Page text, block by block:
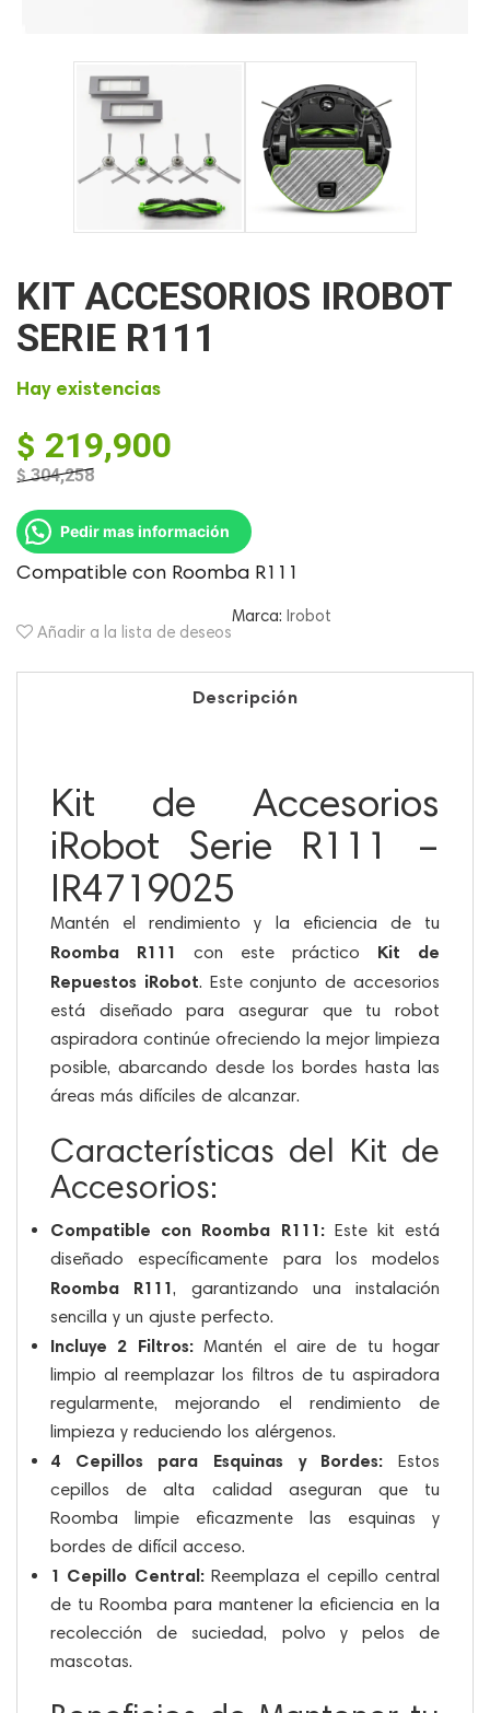
KIT ACCESORIOS IROBOT
SERIE R111
Hay existencias
$304,258
precio
original
era:
$ 219,900
precio
actual
es:
Pedir mas información
Compatible con Roomba R111
Añadir a la lista de deseos
Marca: Irobot
Descripción
Kit de Accesorios
iRobot Serie R111 –
IR4719025
Mantén el rendimiento y la eficiencia de tu
Roomba R111 con este práctico Kit de
Repuestos iRobot. Este conjunto de accesorios
está diseñado para asegurar que tu robot
aspiradora continúe ofreciendo la mejor limpieza
posible, abarcando desde los bordes hasta las
áreas más difíciles de alcanzar.
Características del Kit de
Accesorios:
Compatible con Roomba R111:Este kit está
diseñado específicamente para los modelos
Roomba R111, garantizando una instalación
sencilla y un ajuste perfecto.
Incluye 2 Filtros:Mantén el aire de tu hogar
limpio al reemplazar los filtros de tu aspiradora
regularmente, mejorando el rendimiento de
limpieza y reduciendo los alérgenos.
4 Cepillos para Esquinas y Bordes: Estos
cepillos de alta calidad aseguran que tu
Roomba limpie eficazmente las esquinas y
bordes de difícil acceso.
1 Cepillo Central:Reemplaza el cepillo central
de tu Roomba para mantener la eficiencia en la
recolección de suciedad, polvo y pelos de
mascotas.